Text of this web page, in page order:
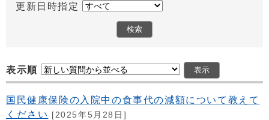
更新日時指定
表示順
国民健康保険の入院中の食事代の減額について教えて
ください [2025年5月28日]